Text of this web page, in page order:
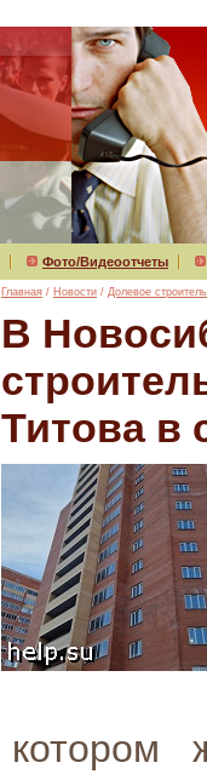
Фото/Видеоотчеты
Главная / Новости / Долевое
В
Титова
котором